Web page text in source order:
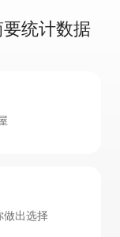
统计数据
做出选择